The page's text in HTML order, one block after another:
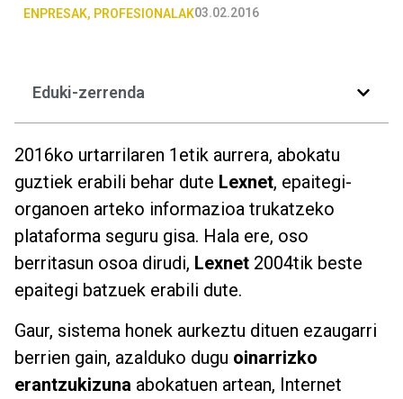
ENPRESAK, PROFESIONALAK03.02.2016
Eduki-zerrenda
2016ko urtarrilaren 1etik aurrera, abokatu
guztiek erabili behar dute Lexnet, epaitegi-
organoen arteko informazioa trukatzeko
plataforma seguru gisa. Hala ere, oso
berritasun osoa dirudi, Lexnet 2004tik beste
epaitegi batzuek erabili dute.
Gaur, sistema honek aurkeztu dituen ezaugarri
berrien gain, azalduko dugu oinarrizko
erantzukizuna abokatuen artean, Internet